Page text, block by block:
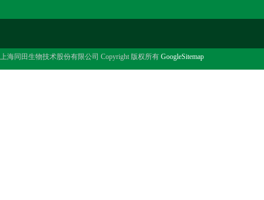
上海同田生物技术股份有限公司 Copyright 版权所有 GoogleSitemap